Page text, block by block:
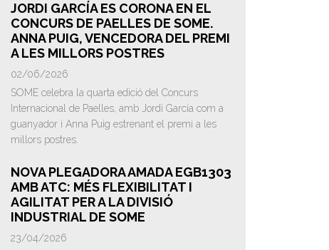
JORDI GARCÍA ES CORONA EN EL
CONCURS DE PAELLES DE SOME.
ANNA PUIG, VENCEDORA DEL PREMI
A LES MILLORS POSTRES
02/06/2026
SOME celebra la quarta edició del Concurs
Internacional de Paelles, amb Jordi García com a
guanyador i Anna Puig estrenant el premi a les
millors postres.
NOVA PLEGADORA AMADA EGB1303
AMB ATC: MÉS FLEXIBILITAT I
AGILITAT PER A LA DIVISIÓ
INDUSTRIAL DE SOME
23/04/2026